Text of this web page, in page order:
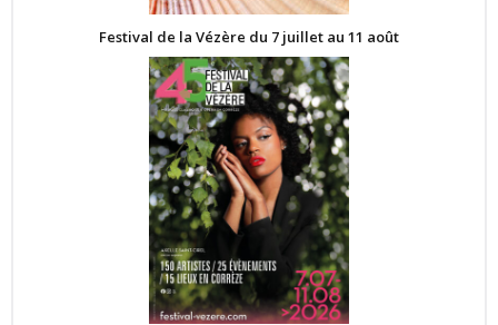
Festival de la Vézère du 7 juillet au 11 août